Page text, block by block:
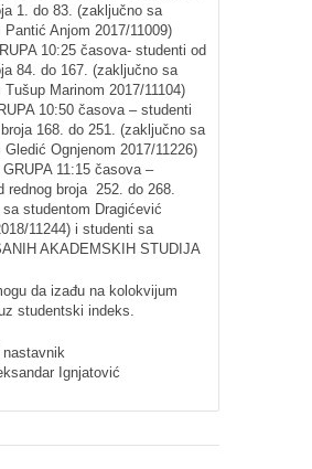
1. do 83. (zaključno sa
Pantić Anjom 2017/11009)
10:25 časova- studenti od
84. do 167. (zaključno sa
Marinom 2017/11104)
10:50 časova – studenti
168. do 251. (zaključno sa
Gledić Ognjenom 2017/11226)
11:15 časova –
rednog broja 252. do 268.
studentom Dragićević
11244) i studenti sa
AKADEMSKIH STUDIJA
da izađu na kolokvijum
studentski indeks.
nastavnik
Ignjatović